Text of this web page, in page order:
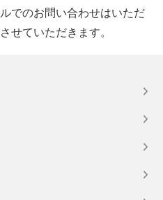
でのお問い合わせはいただ
せていただきます。